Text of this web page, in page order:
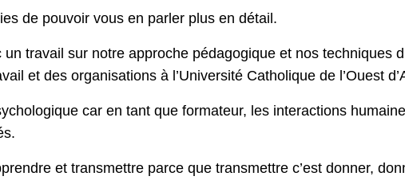
de pouvoir vous en parler plus en détail.
travail sur notre approche pédagogique et nos techniques
et des organisations à l’Université Catholique de l’Ouest
car en tant que formateur, les interactions
et transmettre parce que transmettre c’est donner,